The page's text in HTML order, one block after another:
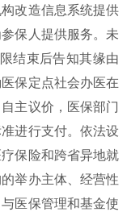
改造信息系统提供
保人提供服务。未
结束后告知其缘由
保定点社会办医在
主议价，医保部门
进行支付。依法设
保险和跨省异地就
举办主体、经营性
医保管理和基金使